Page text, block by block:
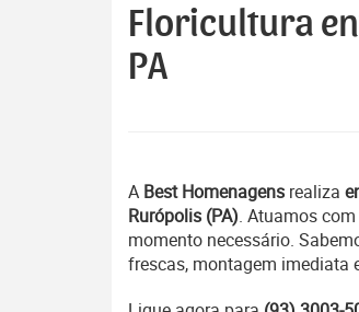
Floricultura
PA
A Best Homenagens realiza
Rurópolis (PA). Atuamos
momento necessário.
frescas, montagem imediata